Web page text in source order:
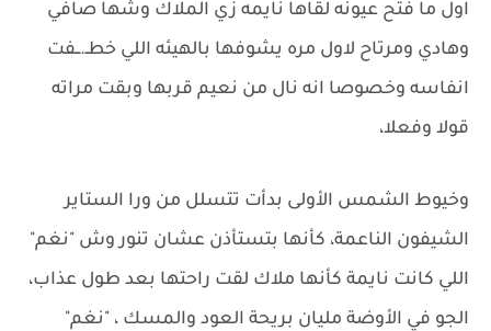
اول ما فتح عيونه لقاها نايمه زي الملاك وشها صافي
وهادي ومرتاح لاول مره يشوفها بالهيئه اللي خطـ.ــفت
انفاسه وخصوصا انه نال من نعيم قربها وبقت مراته
قولا وفعلا،
وخيوط الشمس الأولى بدأت تتسلل من ورا الستاير
الشيفون الناعمة، كأنها بتستأذن عشان تنور وش "نغم"
اللي كانت نايمة كأنها ملاك لقت راحتها بعد طول عذاب،
الجو في الأوضة مليان بريحة العود والمسك ، "نغم"